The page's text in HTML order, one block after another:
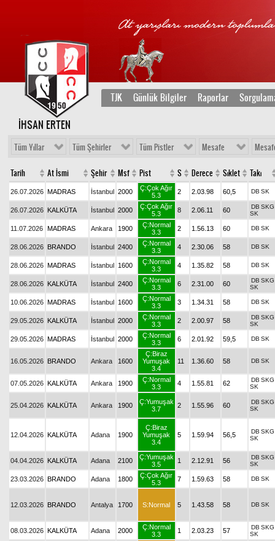
TJK Günlük Bilgiler Raporlar
İHSAN ERTEN
Tüm Yıllar Tüm Şehirler Tüm Pistler Mesafe
Tarih At İsmi Şehir Msf Pist S Derece Sıklet Takı
26.07.2026 MADRAS İstanbul 2000
Ç:Çok Ağır
5.3
2 2.03.98 60,5 DB SK
26.07.2026 KALKÜTA İstanbul 2000
Ç:Çok Ağır
5.3
8 2.06.11 60 DB SKG
SK
11.07.2026 MADRAS Ankara 1900
Ç:Normal
3.3
2 1.56.13 60 DB SK
28.06.2026 BRANDO İstanbul 2400
Ç:Normal
3.3
4 2.30.06 58 DB SK
28.06.2026 MADRAS İstanbul 1600
Ç:Normal
3.3
4 1.35.82 58 DB SK
28.06.2026 KALKÜTA İstanbul 2400
Ç:Normal
3.3
6 2.31.00 60 DB SKG
SK
10.06.2026 MADRAS İstanbul 1600
Ç:Normal
3.3
3 1.34.31 58 DB SK
29.05.2026 KALKÜTA İstanbul 2000
Ç:Normal
3.3
2 2.00.97 58 DB SKG
SK
29.05.2026 MADRAS İstanbul 2000
Ç:Normal
3.3
6 2.01.92 59,5 DB SK
16.05.2026 BRANDO Ankara 1600
Ç:Biraz
Yumuşak
3.4
11 1.36.60 58 DB SK
07.05.2026 KALKÜTA Ankara 1900
Ç:Normal
3.3
4 1.55.81 62 DB SKG
SK
25.04.2026 KALKÜTA Ankara 1900
Ç:Yumuşak
3.7
2 1.55.96 60 DB SKG
SK
12.04.2026 KALKÜTA Adana 1900
Ç:Biraz
Yumuşak
3.4
5 1.59.94 56,5 DB SKG
SK
04.04.2026 KALKÜTA Adana 2100
Ç:Yumuşak
3.5
1 2.12.91 56 DB SKG
SK
23.03.2026 BRANDO Adana 1800
Ç:Çok Ağır
5.3
7 1.59.63 58 DB SK
12.03.2026 BRANDO Antalya 1700 S:Normal 5 1.43.58 58 DB SK
08.03.2026 KALKÜTA Adana 2000
Ç:Normal
3.3
1 2.03.23 57 DB SKG
SK